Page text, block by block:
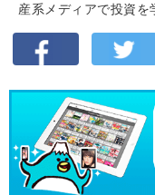
産系メディアで投資を